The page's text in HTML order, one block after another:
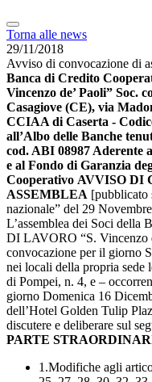
Torna alle news
29/11/2018
Avviso di convocazione di
Banca di Credito
Vincenzo de’ Paoli” Soc.
Casagiove (CE), via
CCIAA di Caserta -
all’Albo delle Banche
cod. ABI 08987 Aderente
e al Fondo di Garanzia
Cooperativo AVVISO DI
ASSEMBLEA [pubblicato
nazionale” del 29
L’assemblea dei Soci della
DI LAVORO “S. Vincenzo
convocazione per il giorno
nei locali della propria sede
di Pompei, n. 4, e –
giorno Domenica 16
dell’Hotel Golden Tulip
discutere e deliberare sul
PARTE
1.Modifiche agli